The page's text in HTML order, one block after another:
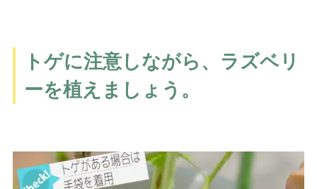
トゲに注意しながら、ラズベリ
ーを植えましょう。